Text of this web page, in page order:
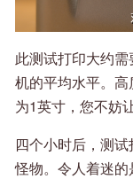
此测试打印大约
机的平均水平。
为1英寸，您不妨
四个小时后，测
怪物。令人着迷的